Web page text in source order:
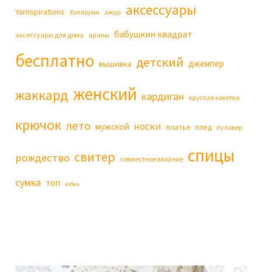
Yarnspirations Хэллоуин ажур аксессуары
аксессуары для дома араны бабушкин квадрат
бесплатно вышивка детский джемпер
жаккард женский кардиган круглая кокетка
крючок лето мужской носки платье плед пуловер
рождество свитер совместное вязание спицы
сумка топ юбка